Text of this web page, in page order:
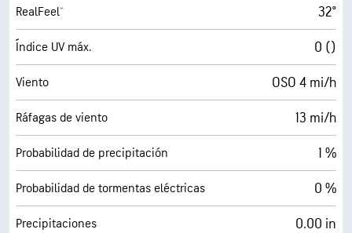
RealFeel® 32°
Índice UV máx. 0 ()
Viento OSO 4 mi/h
Ráfagas de viento 13 mi/h
Probabilidad de precipitación 1 %
Probabilidad de tormentas eléctricas 0 %
Precipitaciones 0.00 in